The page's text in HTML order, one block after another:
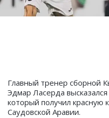
Главный тренер сборной
Эдмар Ласерда
который получил красную
Саудовской Аравии.